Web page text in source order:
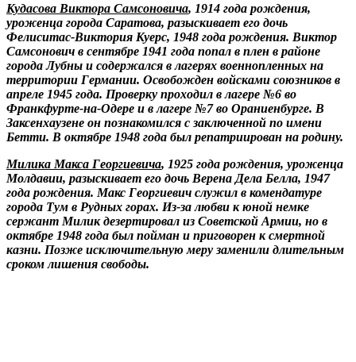
Кудасова Виктора Самсоновича, 1914 года рождения,
уроженца города Саратова, разыскивает его дочь
Фелиситас-Виктория Куерс, 1948 года рождения. Виктор
Самсонович в сентябре 1941 года попал в плен в районе
города Лубны и содержался в лагерях военнопленных на
территории Германии. Освобожден войсками союзников в
апреле 1945 года. Проверку проходил в лагере №6 во
Франкфурте-на-Одере и в лагере №7 во Ораниенбурге. В
Заксенхаузене он познакомился с заключенной по имени
Бетти. В октябре 1948 года был репатриирован на родину.
Милика Макса Георгиевича, 1925 года рождения, уроженца
Молдавии, разыскивает его дочь Верена Дела Белла, 1947
года рождения. Макс Георгиевич служил в комендатуре
города Тум в Рудных горах. Из-за любви к юной немке
сержант Милик дезертировал из Советской Армии, но в
октябре 1948 года был пойман и приговорен к смертной
казни. Позже исключительную меру заменили длительным
сроком лишения свободы.